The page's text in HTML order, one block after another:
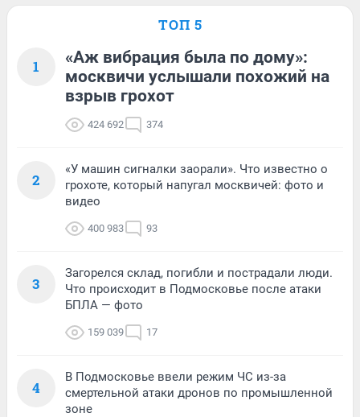
ТОП 5
1
«Аж вибрация была по дому»:
москвичи услышали похожий на
взрыв грохот
424 692 374
2
«У машин сигналки заорали». Что известно о
грохоте, который напугал москвичей: фото и
видео
400 983 93
3
Загорелся склад, погибли и пострадали люди.
Что происходит в Подмосковье после атаки
БПЛА — фото
159 039 17
4
В Подмосковье ввели режим ЧС из-за
смертельной атаки дронов по промышленной
зоне